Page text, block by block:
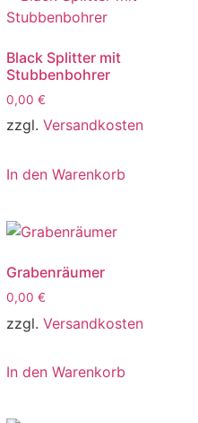
Black Splitter mit
Stubbenbohrer
0,00 €
zzgl. Versandkosten
In den Warenkorb
Grabenräumer
0,00 €
zzgl. Versandkosten
In den Warenkorb